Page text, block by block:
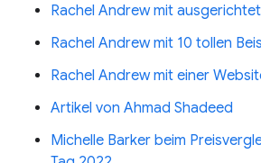
Rachel Andrew mit
Rachel Andrew mit 10 tollen
Rachel Andrew mit einer
Artikel von Ahmad Shadeed
Michelle Barker beim